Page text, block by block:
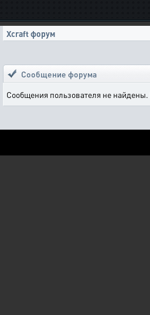
Xcraft форум
Сообщение форума
Сообщения пользователя не найдены.